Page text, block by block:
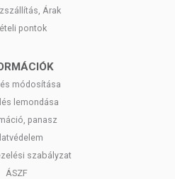
Árak
pontok
módosítása
lemondása
panasz
szabályzat
ÁSZF